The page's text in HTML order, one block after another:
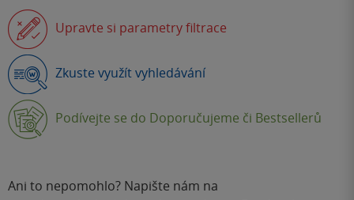
Upravte si parametry filtrace
Zkuste využít vyhledávání
Podívejte se do Doporučujeme či Bestsellerů
Ani to nepomohlo? Napište nám na